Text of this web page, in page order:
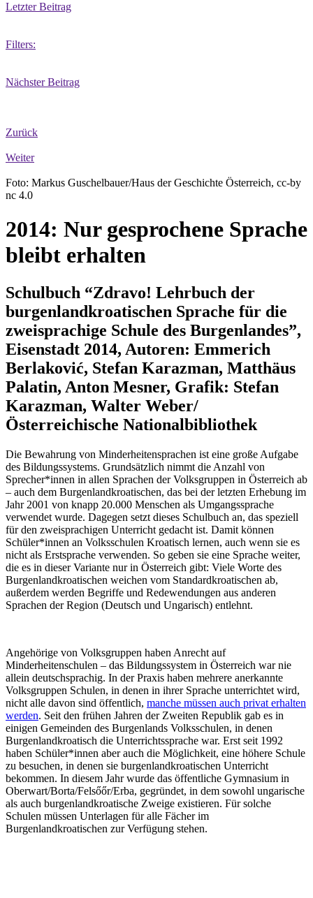
Letzter Beitrag
Filters:
Nächster Beitrag
Zurück
Weiter
Foto: Markus Guschelbauer/Haus der Geschichte Österreich, cc-by
nc 4.0
2014: Nur gesprochene Sprache
bleibt erhalten
Schulbuch “Zdravo! Lehrbuch der
burgenlandkroatischen Sprache für die
zweisprachige Schule des Burgenlandes”,
Eisenstadt 2014, Autoren: Emmerich
Berlaković, Stefan Karazman, Matthäus
Palatin, Anton Mesner, Grafik: Stefan
Karazman, Walter Weber/
Österreichische Nationalbibliothek
Die Bewahrung von Minderheitensprachen ist eine große Aufgabe
des Bildungssystems. Grundsätzlich nimmt die Anzahl von
Sprecher*innen in allen Sprachen der Volksgruppen in Österreich ab
– auch dem Burgenlandkroatischen, das bei der letzten Erhebung im
Jahr 2001 von knapp 20.000 Menschen als Umgangssprache
verwendet wurde. Dagegen setzt dieses Schulbuch an, das speziell
für den zweisprachigen Unterricht gedacht ist. Damit können
Schüler*innen an Volksschulen Kroatisch lernen, auch wenn sie es
nicht als Erstsprache verwenden. So geben sie eine Sprache weiter,
die es in dieser Variante nur in Österreich gibt: Viele Worte des
Burgenlandkroatischen weichen vom Standardkroatischen ab,
außerdem werden Begriffe und Redewendungen aus anderen
Sprachen der Region (Deutsch und Ungarisch) entlehnt.
Angehörige von Volksgruppen haben Anrecht auf
Minderheitenschulen – das Bildungssystem in Österreich war nie
allein deutschsprachig. In der Praxis haben mehrere anerkannte
Volksgruppen Schulen, in denen in ihrer Sprache unterrichtet wird,
nicht alle davon sind öffentlich, manche müssen auch privat erhalten
werden. Seit den frühen Jahren der Zweiten Republik gab es in
einigen Gemeinden des Burgenlands Volksschulen, in denen
Burgenlandkroatisch die Unterrichtssprache war. Erst seit 1992
haben Schüler*innen aber auch die Möglichkeit, eine höhere Schule
zu besuchen, in denen sie burgenlandkroatischen Unterricht
bekommen. In diesem Jahr wurde das öffentliche Gymnasium in
Oberwart/Borta/Felsőőr/Erba, gegründet, in dem sowohl ungarische
als auch burgenlandkroatische Zweige existieren. Für solche
Schulen müssen Unterlagen für alle Fächer im
Burgenlandkroatischen zur Verfügung stehen.